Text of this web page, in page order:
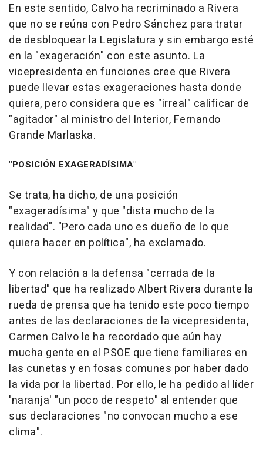
En este sentido, Calvo ha recriminado a Rivera
que no se reúna con Pedro Sánchez para tratar
de desbloquear la Legislatura y sin embargo esté
en la "exageración" con este asunto. La
vicepresidenta en funciones cree que Rivera
puede llevar estas exageraciones hasta donde
quiera, pero considera que es "irreal" calificar de
"agitador" al ministro del Interior, Fernando
Grande Marlaska.
"POSICIÓN EXAGERADÍSIMA"
Se trata, ha dicho, de una posición
"exageradísima" y que "dista mucho de la
realidad". "Pero cada uno es dueño de lo que
quiera hacer en política", ha exclamado.
Y con relación a la defensa "cerrada de la
libertad" que ha realizado Albert Rivera durante la
rueda de prensa que ha tenido este poco tiempo
antes de las declaraciones de la vicepresidenta,
Carmen Calvo le ha recordado que aún hay
mucha gente en el PSOE que tiene familiares en
las cunetas y en fosas comunes por haber dado
la vida por la libertad. Por ello, le ha pedido al líder
'naranja' "un poco de respeto" al entender que
sus declaraciones "no convocan mucho a ese
clima".